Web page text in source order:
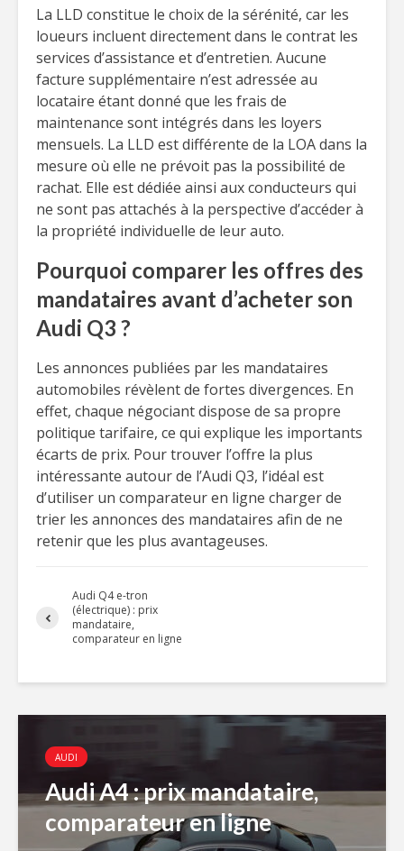
La LLD constitue le choix de la sérénité, car les
loueurs incluent directement dans le contrat les
services d’assistance et d’entretien. Aucune
facture supplémentaire n’est adressée au
locataire étant donné que les frais de
maintenance sont intégrés dans les loyers
mensuels. La LLD est différente de la LOA dans la
mesure où elle ne prévoit pas la possibilité de
rachat. Elle est dédiée ainsi aux conducteurs qui
ne sont pas attachés à la perspective d’accéder à
la propriété individuelle de leur auto.
Pourquoi comparer les offres des
mandataires avant d’acheter son
Audi Q3 ?
Les annonces publiées par les mandataires
automobiles révèlent de fortes divergences. En
effet, chaque négociant dispose de sa propre
politique tarifaire, ce qui explique les importants
écarts de prix. Pour trouver l’offre la plus
intéressante autour de l’Audi Q3, l’idéal est
d’utiliser un comparateur en ligne charger de
trier les annonces des mandataires afin de ne
retenir que les plus avantageuses.
Audi Q4 e-tron
(électrique) : prix
mandataire,
comparateur en ligne
AUDI
Audi A4 : prix mandataire,
comparateur en ligne